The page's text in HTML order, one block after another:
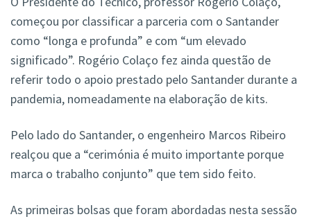
começou por classificar a parceria com o Santander
como “longa e profunda” e com “um elevado
significado”. Rogério Colaço fez ainda questão de
referir todo o apoio prestado pelo Santander durante a
pandemia, nomeadamente na elaboração de kits.
Pelo lado do Santander, o engenheiro Marcos Ribeiro
realçou que a “cerimónia é muito importante porque
marca o trabalho conjunto” que tem sido feito.
As primeiras bolsas que foram abordadas nesta sessão